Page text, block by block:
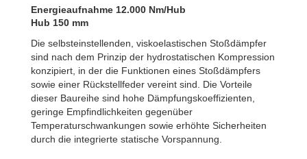
Energieaufnahme 12.000 Nm/Hub
Hub 150 mm
Die selbsteinstellenden, viskoelastischen Stoßdämpfer
sind nach dem Prinzip der hydrostatischen Kompression
konzipiert, in der die Funktionen eines Stoßdämpfers
sowie einer Rückstellfeder vereint sind. Die Vorteile
dieser Baureihe sind hohe Dämpfungskoeffizienten,
geringe Empfindlichkeiten gegenüber
Temperaturschwankungen sowie erhöhte Sicherheiten
durch die integrierte statische Vorspannung.